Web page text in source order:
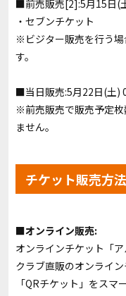
■前売販売[2]:5月15日(
・セブンチケット
※ビジター販売を行う
す。
■当日販売:5月22日(土)
※前売販売で販売予定
ません。
チケット販売方法
■オンライン販売:
オンラインチケット「
クラブ直販のオンライ
「QRチケット」をス